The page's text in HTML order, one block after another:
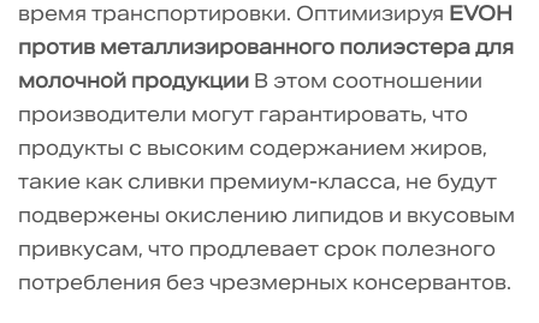
задаваемые
вопросы
5.2
Технические
ссылки
время транспортировки. Оптимизируя EVOH
против металлизированного полиэстера для
молочной продукции В этом соотношении
производители могут гарантировать, что
продукты с высоким содержанием жиров,
такие как сливки премиум-класса, не будут
подвержены окислению липидов и вкусовым
привкусам, что продлевает срок полезного
потребления без чрезмерных консервантов.